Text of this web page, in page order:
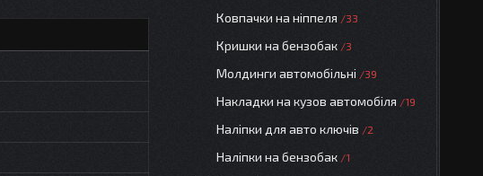
Ковпачки на ніппеля 33
Кришки на бензобак 3
Молдинги автомобільні 39
Накладки на кузов автомобіля 19
Наліпки для авто ключів 2
Наліпки на бензобак 1